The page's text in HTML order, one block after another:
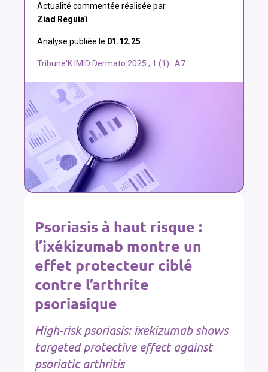
Actualité commentée réalisée par
Ziad Reguiaï
Analyse publiée le 01.12.25
Tribune'K IMID Dermato 2025 ; 1 (1) : A7
Psoriasis à haut risque :
l’ixékizumab montre un
effet protecteur ciblé
contre l’arthrite
psoriasique
High-risk psoriasis: ixekizumab shows
targeted protective effect against
psoriatic arthritis